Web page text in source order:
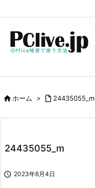
ホーム >  24435055_m
24435055_m
 2023年6月4日